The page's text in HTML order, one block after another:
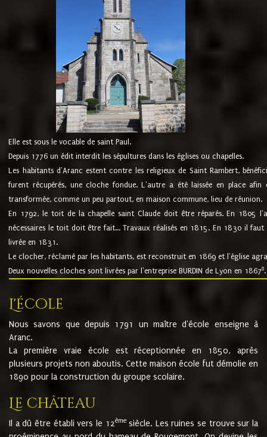
Elle est sous le vocable de saint Paul.
Depuis 1776 un édit interdit les sépultures dans les églises ou chapelles.
Les habitants d'Aranc estent contre les religieux de Saint Rambert,
furent récupérés, une cloche fondue. L'autre a été laissée en place
transformée, comme un peu partout, en maison commune, lieu de réunion.
En 1792, le toit de la chapelle saint Claude doit être réparés. En 1805
nécessaires le toit doit être fait... Travaux réalisés en 1815. En 1830 il
livrée en 1831.
Le clocher, réclamé par les habitants, est reconstruit en 1869 et l'église
Deux nouvelles cloches sont livrées par l'entreprise BURDIN de Lyon en 18678.
L'école
Nous savons que depuis 1791 un maître d'école enseigne à
Aranc.
La première vraie école est réceptionnée en 1850, après
plusieurs projets non aboutis. Cette maison école fut démolie en
1890 pour la construction du groupe scolaire.
Le château
Il a dû être établi vers le 12èmesiècle. Les ruines se trouve sur la